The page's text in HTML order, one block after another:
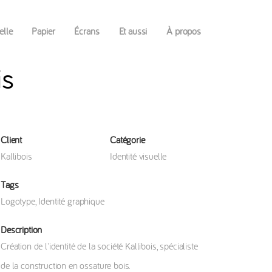
Papier Écrans Et aussi À propos
Client
Kallibois
Catégorie
Identité visuelle
Tags
Logotype, Identité graphique
Description
Création de l'identité de la société Kallibois, spécialiste
de la construction en ossature bois.